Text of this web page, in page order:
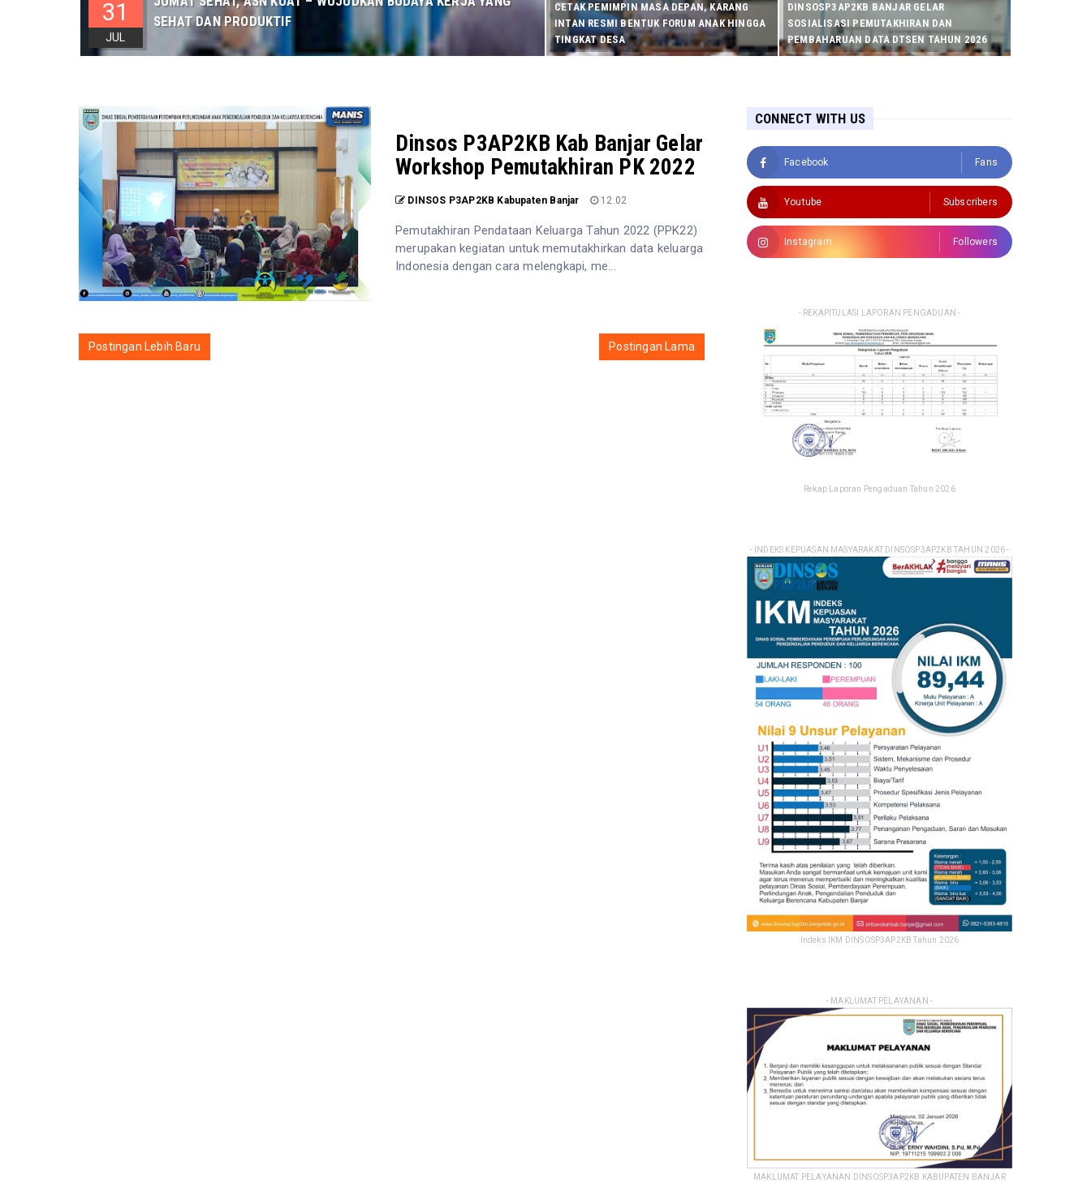
SEHAT DAN PRODUKTIF
31
JUL
CETAK PEMIMPIN MASA DEPAN, KARANG
INTAN RESMI BENTUK FORUM ANAK HINGGA
TINGKAT DESA
DINSOSP3AP2KB BANJAR GELAR
SOSIALISASI PEMUTAKHIRAN DAN
PEMBAHARUAN DATA DTSEN TAHUN 2026
Dinsos P3AP2KB Kab Banjar Gelar
Workshop Pemutakhiran PK 2022
DINSOS P3AP2KB Kabupaten Banjar 12.02
Pemutakhiran Pendataan Keluarga Tahun 2022 (PPK22)
merupakan kegiatan untuk memutakhirkan data keluarga
Indonesia dengan cara melengkapi, me...
Postingan Lebih Baru Postingan Lama
CONNECT WITH US
Facebook Fans
Youtube Subscribers
Instagram Followers
- REKAPITULASI LAPORAN PENGADUAN -
Rekap Laporan Pengaduan Tahun 2026
- INDEKS KEPUASAN MASYARAKAT DINSOSP3AP2KB TAHUN 2026 -
Indeks IKM DINSOSP3AP2KB Tahun 2026
- MAKLUMAT PELAYANAN -
MAKLUMAT PELAYANAN DINSOSP3AP2KB KABUPATEN BANJAR